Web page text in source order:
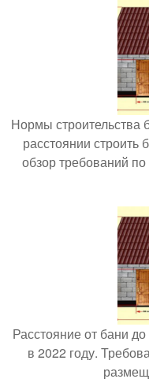
Нормы строительства
расстоянии строить
обзор требований
Расстояние от бани
в 2022 году.